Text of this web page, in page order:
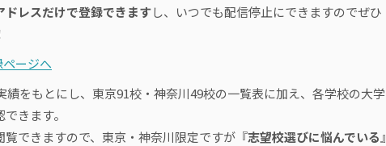
ドレスだけで登録できますし、いつでも配信停止にできますのでぜひ
ージへ
績をもとにし、東京91校・神奈川49校の一覧表に加え、各学校の大学
きます。
覧できますので、東京・神奈川限定ですが『志望校選びに悩んでいる 』